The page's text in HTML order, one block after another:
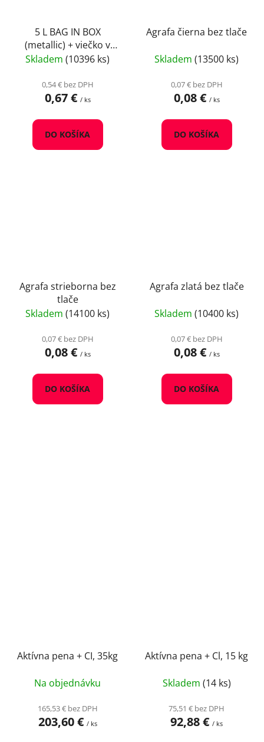
5 L BAG IN BOX
(metallic) + viečko v
rohu
Skladem (10396 ks)
0,54 € bez DPH
0,67 € / ks
DO KOŠÍKA
Agrafa čierna bez tlače
Skladem (13500 ks)
0,07 € bez DPH
0,08 € / ks
DO KOŠÍKA
Agrafa strieborna bez
tlače
Skladem (14100 ks)
0,07 € bez DPH
0,08 € / ks
DO KOŠÍKA
Agrafa zlatá bez tlače
Skladem (10400 ks)
0,07 € bez DPH
0,08 € / ks
DO KOŠÍKA
Aktívna pena + CI, 35kg
Na objednávku
165,53 € bez DPH
203,60 € / ks
Aktívna pena + Cl, 15 kg
Skladem (14 ks)
75,51 € bez DPH
92,88 € / ks